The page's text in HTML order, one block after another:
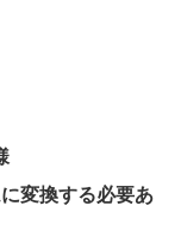
変換する必要あ